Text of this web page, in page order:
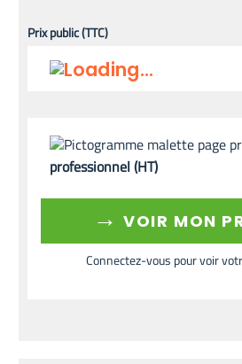
Prix public (TTC)
professionnel (HT)
→ VOIR MON
Connectez-vous pour voir